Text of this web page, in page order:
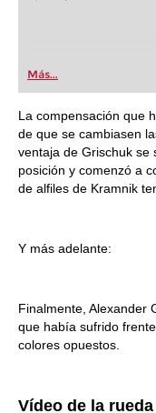
Más...
La compensación que
de que se cambiasen
ventaja de Grischuk se
posición y comenzó a
de alfiles de Kramnik
Y más adelante:
Finalmente, Alexander
que había sufrido
colores opuestos.
Vídeo de la